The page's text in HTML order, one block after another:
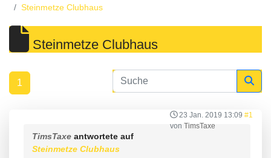
Steinmetze Clubhaus
Steinmetze Clubhaus
1
23 Jan. 2019 13:09 #1
von TimsTaxe
TimsTaxe antwortete auf
Steinmetze Clubhaus